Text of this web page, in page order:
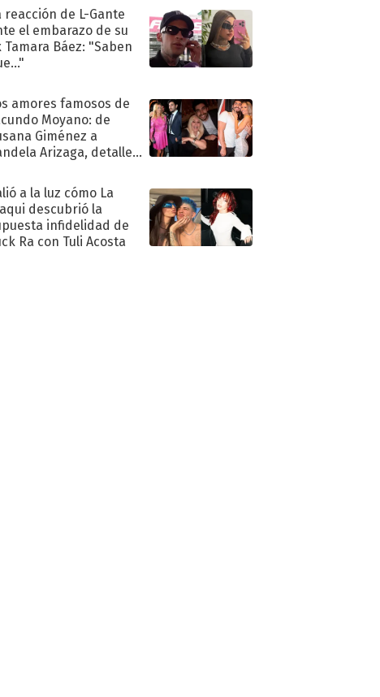
reacción de L-Gante
el embarazo de su
Tamara Báez: "Saben
amores famosos de
Moyano: de
Giménez a
Arizaga, detalles
a la luz cómo La
descubrió la
infidelidad de
Ra con Tuli Acosta